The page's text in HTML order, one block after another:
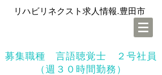
リハビリネクスト求人情報.豊田市
募集職種 言語聴覚士 ２号社員
（週３０時間勤務）